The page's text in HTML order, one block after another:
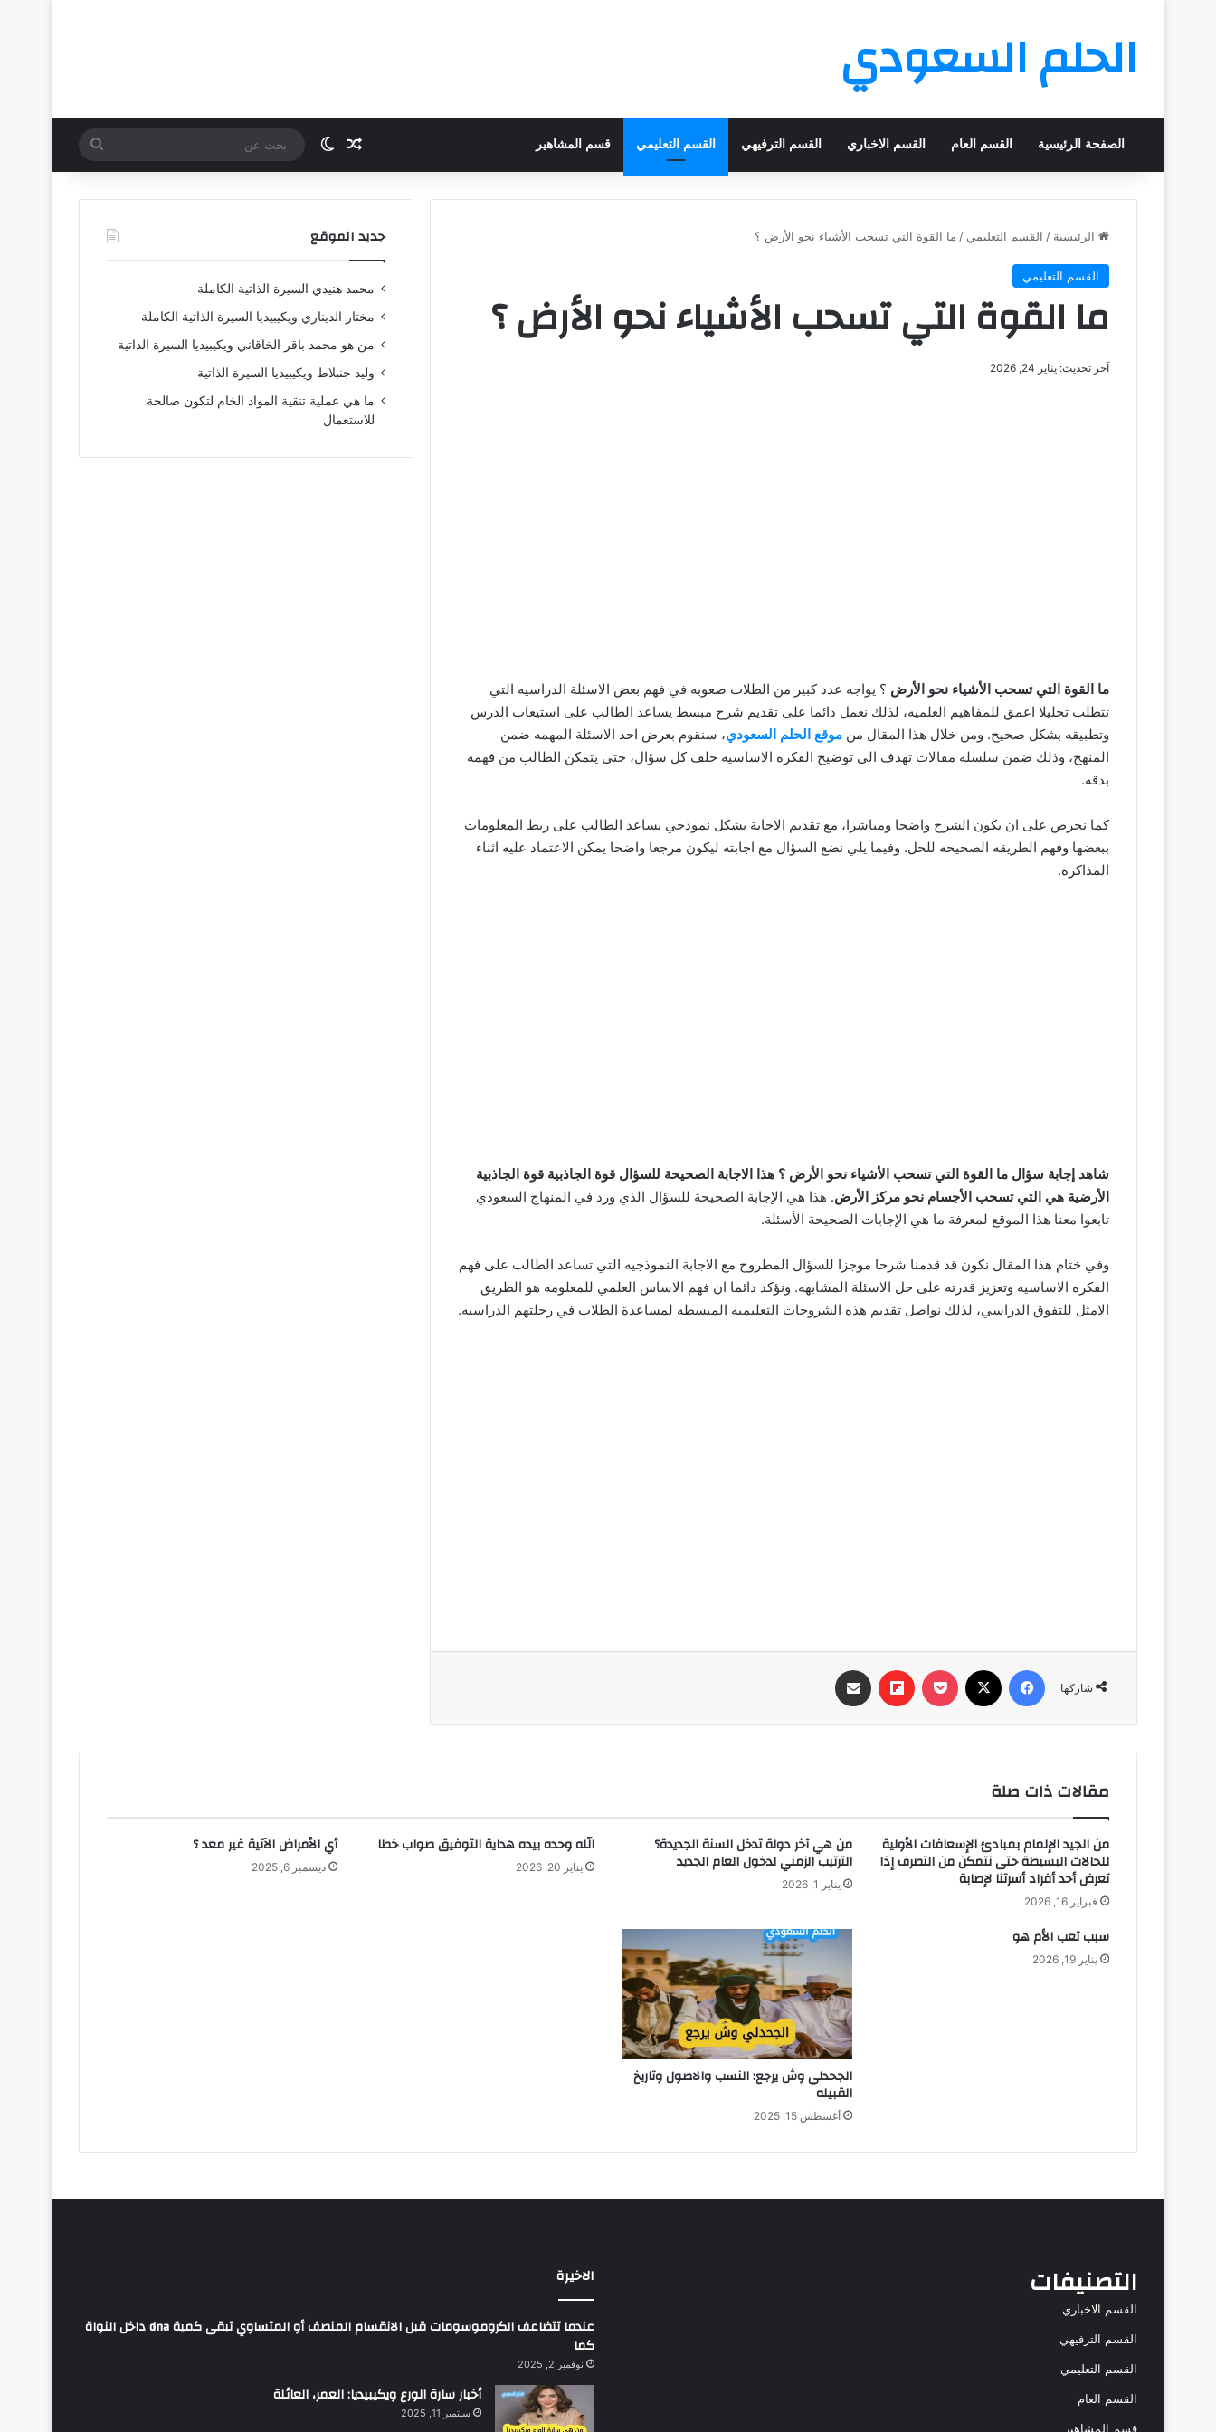
الحلم السعودي
الصفحة الرئيسية القسم العام القسم الاخباري القسم الترفيهي القسم التعليمي قسم المشاهير مقال عشوائي
الوضع المظلم
بحث
عن
الرئيسية / القسم التعليمي / ما القوة التي تسحب الأشياء نحو الأرض ؟
القسم التعليمي
ما القوة التي تسحب الأشياء نحو الأرض ؟
آخر تحديث: يناير 24, 2026
ما القوة التي تسحب الأشياء نحو الأرض ؟ يواجه عدد كبير من الطلاب صعوبه في فهم بعض الاسئلة الدراسيه التي
تتطلب تحليلا اعمق للمفاهيم العلميه، لذلك نعمل دائما على تقديم شرح مبسط يساعد الطالب على استيعاب الدرس
وتطبيقه بشكل صحيح. ومن خلال هذا المقال من موقع الحلم السعودي، سنقوم بعرض احد الاسئلة المهمه ضمن
المنهج، وذلك ضمن سلسله مقالات تهدف الى توضيح الفكره الاساسيه خلف كل سؤال، حتى يتمكن الطالب من فهمه
بدقه.
كما نحرص على ان يكون الشرح واضحا ومباشرا، مع تقديم الاجابة بشكل نموذجي يساعد الطالب على ربط المعلومات
ببعضها وفهم الطريقه الصحيحه للحل. وفيما يلي نضع السؤال مع اجابته ليكون مرجعا واضحا يمكن الاعتماد عليه اثناء
المذاكره.
شاهد إجابة سؤال ما القوة التي تسحب الأشياء نحو الأرض ؟ هذا الاجابة الصحيحة للسؤال قوة الجاذبية قوة الجاذبية
الأرضية هي التي تسحب الأجسام نحو مركز الأرض. هذا هي الإجابة الصحيحة للسؤال الذي ورد في المنهاج السعودي
تابعوا معنا هذا الموقع لمعرفة ما هي الإجابات الصحيحة الأسئلة.
وفي ختام هذا المقال نكون قد قدمنا شرحا موجزا للسؤال المطروح مع الاجابة النموذجيه التي تساعد الطالب على فهم
الفكره الاساسيه وتعزيز قدرته على حل الاسئلة المشابهه. ونؤكد دائما ان فهم الاساس العلمي للمعلومه هو الطريق
الامثل للتفوق الدراسي، لذلك نواصل تقديم هذه الشروحات التعليميه المبسطه لمساعدة الطلاب في رحلتهم الدراسيه.
شاركها
فيسبوك ‫Pocket
Flipboard
جديد الموقع
محمد هنيدي السيرة الذاتية الكاملة
مختار الديناري ويكيبيديا السيرة الذاتية الكاملة
من هو محمد باقر الخاقاني ويكيبيديا السيرة الذاتية
وليد جنبلاط ويكيبيديا السيرة الذاتية
ما هي عملية تنقية المواد الخام لتكون صالحة
للاستعمال
مقالات ذات صلة
من الجيد الإلمام بمبادئ الإسعافات الأولية
للحالات البسيطة حتى نتمكن من التصرف إذا
تعرض أحد أفراد أسرتنا لإصابة
فبراير 16, 2026
من هي آخر دولة تدخل السنة الجديدة؟
الترتيب الزمني لدخول العام الجديد
يناير 1, 2026
الله وحده بيده هداية التوفيق صواب خطا
يناير 20, 2026
أي الأمراض الآتية غير معد ؟
ديسمبر 6, 2025
سبب تعب الأم هو
يناير 19, 2026
الجحدلي وش يرجع: النسب والاصول وتاريخ
القبيله
أغسطس 15, 2025
التصنيفات
القسم الاخباري
القسم الترفيهي
القسم التعليمي
القسم العام
قسم المشاهير
الاخيرة
عندما تتضاعف الكروموسومات قبل الانقسام المنصف أو المتساوي تبقى كمية dna داخل النواة
كما
نوفمبر 2, 2025
أخبار سارة الورع ويكيبيديا: العمر، العائلة
سبتمبر 11, 2025